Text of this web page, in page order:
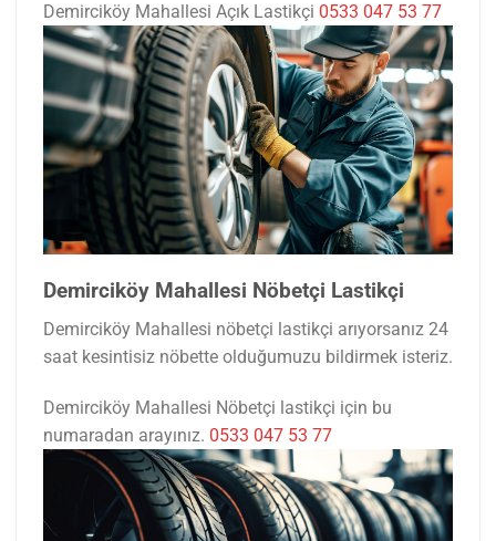
Demirciköy Mahallesi Açık Lastikçi 0533 047 53 77
Demirciköy Mahallesi Nöbetçi Lastikçi
Demirciköy Mahallesi nöbetçi lastikçi arıyorsanız 24
saat kesintisiz nöbette olduğumuzu bildirmek isteriz.
Demirciköy Mahallesi Nöbetçi lastikçi için bu
numaradan arayınız. 0533 047 53 77